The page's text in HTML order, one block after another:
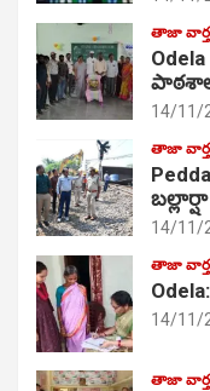
తాజా
14/11/
తాజా
14/11/
తాజా
14/11/
తాజా